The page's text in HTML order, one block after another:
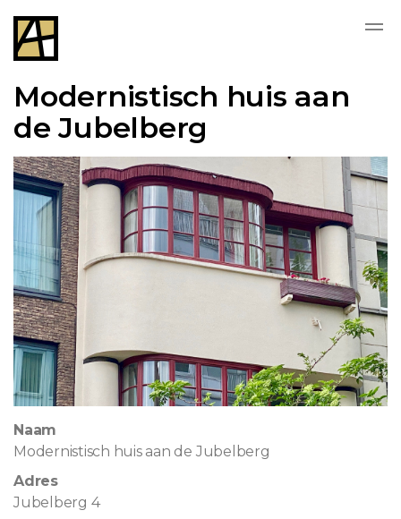
Modernistisch huis aan
de Jubelberg
Naam
Modernistisch huis aan de Jubelberg
Adres
Jubelberg 4